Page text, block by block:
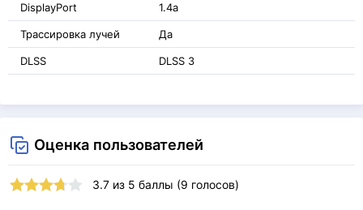
DisplayPort 1.4a
Трассировка лучей Да
DLSS DLSS 3
Оценка пользователей
3.7 из 5 баллы (9 голосов)